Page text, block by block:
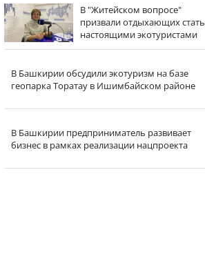
В "Житейском вопросе"
призвали отдыхающих стать
настоящими экотуристами
В Башкирии обсудили экотуризм на базе
геопарка Торатау в Ишимбайском районе
В Башкирии предприниматель развивает
бизнес в рамках реализации нацпроекта